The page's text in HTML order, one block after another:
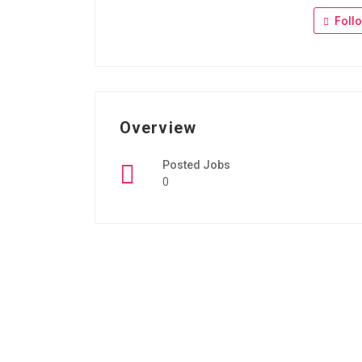
Overview
Posted Jobs
0